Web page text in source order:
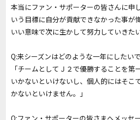
本当にファン・サポーターの皆さんに申
いう目標に自分が貢献できなかった事が
いい意味で次に生かして努力していきた
Q:来シーズンはどのような一年にしたい
「チームとしてＪ２で優勝することを第
いかないといけないし、個人的にはそこ
かないといけません。」
Q:ファン・サポーターの皆さまへメッセ